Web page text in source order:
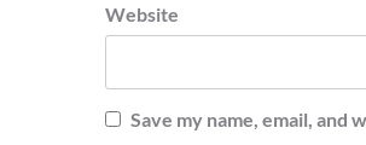
Website
Save my name, email,